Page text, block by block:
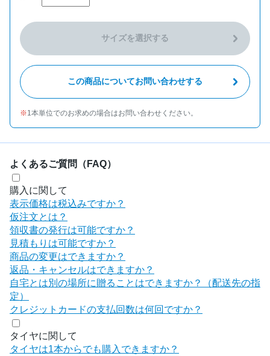
サイズを選択する
この商品についてお問い合わせする
1本単位でのお求めの場合はお問い合わせください。
よくあるご質問（FAQ）
購入に関して
表示価格は税込みですか？
仮注文とは？
領収書の発行は可能ですか？
見積もりは可能ですか？
商品の変更はできますか？
返品・キャンセルはできますか？
自宅とは別の場所に贈ることはできますか？（配送先の指
定）
クレジットカードの支払回数は何回ですか？
タイヤに関して
タイヤは1本からでも購入できますか？